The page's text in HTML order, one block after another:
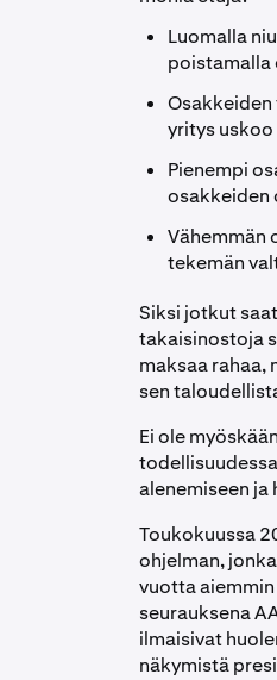
Luomalla
poistamalla
yritys
Pienempi
osakkeiden
Vähemmän
tekemän
Siksi jotkut
takaisinostoja
maksaa rahaa,
sen
Ei ole
alenemiseen
Toukokuussa
ohjelman,
vuotta
seurauksena
ilmaisivat
näkymistä